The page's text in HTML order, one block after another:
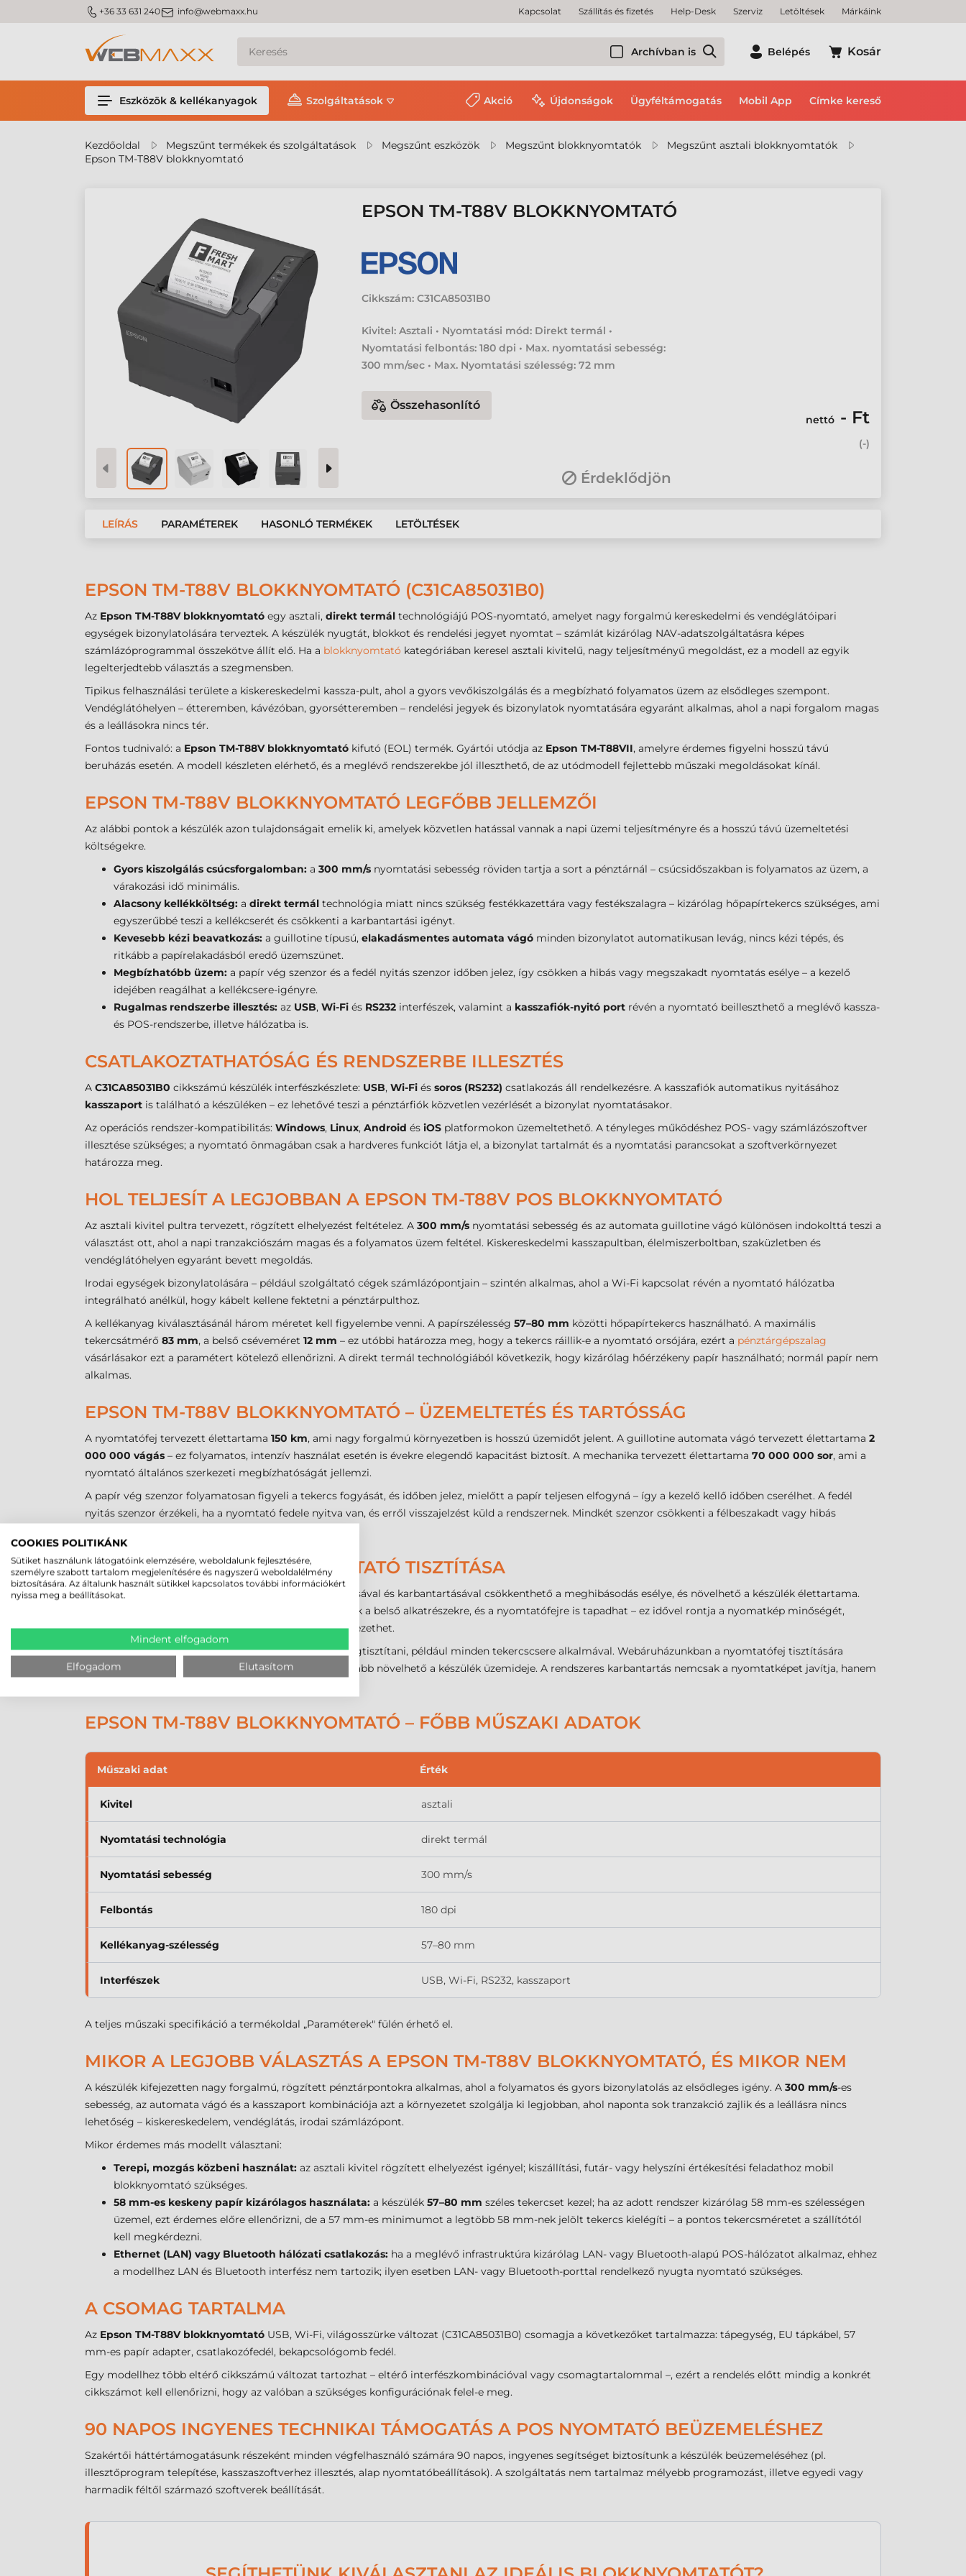
m_phone +36 33 631 240m_email info@webmaxx.hu Kapcsolat Szállítás és fizetés Help-Desk Szerviz Letöltések Márkáink
Archívban is Belépés Kosár
Eszközök & kellékanyagok Szolgáltatások Akció Újdonságok Ügyféltámogatás Mobil App Címke kereső
Kezdőoldal Megszűnt termékek és szolgáltatások Megszűnt eszközök Megszűnt blokknyomtatók
Megszűnt asztali blokknyomtatók
Epson TM-T88V blokknyomtató
EPSON TM-T88V BLOKKNYOMTATÓ
Cikkszám: C31CA85031B0
Kivitel: Asztali • Nyomtatási mód: Direkt termál •
Nyomtatási felbontás: 180 dpi • Max. nyomtatási sebesség:
300 mm/sec • Max. Nyomtatási szélesség: 72 mm
Összehasonlító
nettó - Ft
(-)
Érdeklődjön
LEÍRÁS PARAMÉTEREK HASONLÓ TERMÉKEK LETÖLTÉSEK
EPSON TM-T88V BLOKKNYOMTATÓ (C31CA85031B0)
Az Epson TM-T88V blokknyomtató egy asztali, direkt termál technológiájú POS-nyomtató, amelyet nagy forgalmú kereskedelmi és vendéglátóipari
egységek bizonylatolására terveztek. A készülék nyugtát, blokkot és rendelési jegyet nyomtat – számlát kizárólag NAV-adatszolgáltatásra képes
számlázóprogrammal összekötve állít elő. Ha a blokknyomtató kategóriában keresel asztali kivitelű, nagy teljesítményű megoldást, ez a modell az egyik
legelterjedtebb választás a szegmensben.
Tipikus felhasználási területe a kiskereskedelmi kassza-pult, ahol a gyors vevőkiszolgálás és a megbízható folyamatos üzem az elsődleges szempont.
Vendéglátóhelyen – étteremben, kávézóban, gyorsétteremben – rendelési jegyek és bizonylatok nyomtatására egyaránt alkalmas, ahol a napi forgalom magas
és a leállásokra nincs tér.
Fontos tudnivaló: a Epson TM-T88V blokknyomtató kifutó (EOL) termék. Gyártói utódja az Epson TM-T88VII, amelyre érdemes figyelni hosszú távú
beruházás esetén. A modell készleten elérhető, és a meglévő rendszerekbe jól illeszthető, de az utódmodell fejlettebb műszaki megoldásokat kínál.
EPSON TM-T88V BLOKKNYOMTATÓ LEGFŐBB JELLEMZŐI
Az alábbi pontok a készülék azon tulajdonságait emelik ki, amelyek közvetlen hatással vannak a napi üzemi teljesítményre és a hosszú távú üzemeltetési
költségekre.
Gyors kiszolgálás csúcsforgalomban: a 300 mm/s nyomtatási sebesség röviden tartja a sort a pénztárnál – csúcsidőszakban is folyamatos az üzem, a
várakozási idő minimális.
Alacsony kellékköltség: a direkt termál technológia miatt nincs szükség festékkazettára vagy festékszalagra – kizárólag hőpapírtekercs szükséges, ami
egyszerűbbé teszi a kellékcserét és csökkenti a karbantartási igényt.
Kevesebb kézi beavatkozás: a guillotine típusú, elakadásmentes automata vágó minden bizonylatot automatikusan levág, nincs kézi tépés, és
ritkább a papírelakadásból eredő üzemszünet.
Megbízhatóbb üzem: a papír vég szenzor és a fedél nyitás szenzor időben jelez, így csökken a hibás vagy megszakadt nyomtatás esélye – a kezelő
idejében reagálhat a kellékcsere-igényre.
Rugalmas rendszerbe illesztés: az USB, Wi-Fi és RS232 interfészek, valamint a kasszafiók-nyitó port révén a nyomtató beilleszthető a meglévő kassza-
és POS-rendszerbe, illetve hálózatba is.
CSATLAKOZTATHATÓSÁG ÉS RENDSZERBE ILLESZTÉS
A C31CA85031B0 cikkszámú készülék interfészkészlete: USB, Wi-Fi és soros (RS232) csatlakozás áll rendelkezésre. A kasszafiók automatikus nyitásához
kasszaport is található a készüléken – ez lehetővé teszi a pénztárfiók közvetlen vezérlését a bizonylat nyomtatásakor.
Az operációs rendszer-kompatibilitás: Windows, Linux, Android és iOS platformokon üzemeltethető. A tényleges működéshez POS- vagy számlázószoftver
illesztése szükséges; a nyomtató önmagában csak a hardveres funkciót látja el, a bizonylat tartalmát és a nyomtatási parancsokat a szoftverkörnyezet
határozza meg.
HOL TELJESÍT A LEGJOBBAN A EPSON TM-T88V POS BLOKKNYOMTATÓ
Az asztali kivitel pultra tervezett, rögzített elhelyezést feltételez. A 300 mm/s nyomtatási sebesség és az automata guillotine vágó különösen indokolttá teszi a
választást ott, ahol a napi tranzakciószám magas és a folyamatos üzem feltétel. Kiskereskedelmi kasszapultban, élelmiszerboltban, szaküzletben és
vendéglátóhelyen egyaránt bevett megoldás.
Irodai egységek bizonylatolására – például szolgáltató cégek számlázópontjain – szintén alkalmas, ahol a Wi-Fi kapcsolat révén a nyomtató hálózatba
integrálható anélkül, hogy kábelt kellene fektetni a pénztárpulthoz.
A kellékanyag kiválasztásánál három méretet kell figyelembe venni. A papírszélesség 57–80 mm közötti hőpapírtekercs használható. A maximális
tekercsátmérő 83 mm, a belső cséveméret 12 mm – ez utóbbi határozza meg, hogy a tekercs ráillik-e a nyomtató orsójára, ezért a pénztárgépszalag
vásárlásakor ezt a paramétert kötelező ellenőrizni. A direkt termál technológiából következik, hogy kizárólag hőérzékeny papír használható; normál papír nem
alkalmas.
EPSON TM-T88V BLOKKNYOMTATÓ – ÜZEMELTETÉS ÉS TARTÓSSÁG
A nyomtatófej tervezett élettartama 150 km, ami nagy forgalmú környezetben is hosszú üzemidőt jelent. A guillotine automata vágó tervezett élettartama 2
000 000 vágás – ez folyamatos, intenzív használat esetén is évekre elegendő kapacitást biztosít. A mechanika tervezett élettartama 70 000 000 sor, ami a
nyomtató általános szerkezeti megbízhatóságát jellemzi.
A papír vég szenzor folyamatosan figyeli a tekercs fogyását, és időben jelez, mielőtt a papír teljesen elfogyná – így a kezelő kellő időben cserélhet. A fedél
nyitás szenzor érzékeli, ha a nyomtató fedele nyitva van, és erről visszajelzést küld a rendszernek. Mindkét szenzor csökkenti a félbeszakadt vagy hibás
EPSON TM-T88V BLOKKNYOMTATÓ TISZTÍTÁSA
AC31CA85031B0
rendszeres tisztításával és karbantartásával csökkenthető a meghibásodás esélye, és növelhető a készülék élettartama.
Nyomtatás közben papírpor keletkezik, amely lerakódik a belső alkatrészekre, és a nyomtatófejre is tapadhat – ez idővel rontja a nyomatkép minőségét,
hosszabb távon pedig a nyomtatófej károsodásához vezethet.
Érdemes a nyomtatófejet rendszeresen átnézni és megtisztítani, például minden tekercscsere alkalmával. Webáruházunkban a nyomtatófej tisztítására
alkalmas speciális tisztítószer is elérhető, amellyel tovább növelhető a készülék üzemideje. A rendszeres karbantartás nemcsak a nyomtatképet javítja, hanem
EPSON TM-T88V BLOKKNYOMTATÓ – FŐBB MŰSZAKI ADATOK
Műszaki adat Érték
Kivitel asztali
Nyomtatási technológia direkt termál
Nyomtatási sebesség 300 mm/s
Felbontás 180 dpi
Kellékanyag-szélesség 57–80 mm
Interfészek USB, Wi-Fi, RS232, kasszaport
A teljes műszaki specifikáció a termékoldal „Paraméterek" fülén érhető el.
MIKOR A LEGJOBB VÁLASZTÁS A EPSON TM-T88V BLOKKNYOMTATÓ, ÉS MIKOR NEM
A készülék kifejezetten nagy forgalmú, rögzített pénztárpontokra alkalmas, ahol a folyamatos és gyors bizonylatolás az elsődleges igény. A 300 mm/s-es
sebesség, az automata vágó és a kasszaport kombinációja azt a környezetet szolgálja ki legjobban, ahol naponta sok tranzakció zajlik és a leállásra nincs
lehetőség – kiskereskedelem, vendéglátás, irodai számlázópont.
Mikor érdemes más modellt választani:
Terepi, mozgás közbeni használat: az asztali kivitel rögzített elhelyezést igényel; kiszállítási, futár- vagy helyszíni értékesítési feladathoz mobil
blokknyomtató szükséges.
58 mm-es keskeny papír kizárólagos használata: a készülék 57–80 mm széles tekercset kezel; ha az adott rendszer kizárólag 58 mm-es szélességen
üzemel, ezt érdemes előre ellenőrizni, de a 57 mm-es minimumot a legtöbb 58 mm-nek jelölt tekercs kielégíti – a pontos tekercsméretet a szállítótól
kell megkérdezni.
Ethernet (LAN) vagy Bluetooth hálózati csatlakozás: ha a meglévő infrastruktúra kizárólag LAN- vagy Bluetooth-alapú POS-hálózatot alkalmaz, ehhez
a modellhez LAN és Bluetooth interfész nem tartozik; ilyen esetben LAN- vagy Bluetooth-porttal rendelkező nyugta nyomtató szükséges.
A CSOMAG TARTALMA
Az Epson TM-T88V blokknyomtató USB, Wi-Fi, világosszürke változat (C31CA85031B0) csomagja a következőket tartalmazza: tápegység, EU tápkábel, 57
mm-es papír adapter, csatlakozófedél, bekapcsológomb fedél.
Egy modellhez több eltérő cikkszámú változat tartozhat – eltérő interfészkombinációval vagy csomagtartalommal –, ezért a rendelés előtt mindig a konkrét
cikkszámot kell ellenőrizni, hogy az valóban a szükséges konfigurációnak felel-e meg.
90 NAPOS INGYENES TECHNIKAI TÁMOGATÁS A POS NYOMTATÓ BEÜZEMELÉSHEZ
Szakértői háttértámogatásunk részeként minden végfelhasználó számára 90 napos, ingyenes segítséget biztosítunk a készülék beüzemeléséhez (pl.
illesztőprogram telepítése, kasszaszoftverhez illesztés, alap nyomtatóbeállítások). A szolgáltatás nem tartalmaz mélyebb programozást, illetve egyedi vagy
harmadik féltől származó szoftverek beállítását.
COOKIES POLITIKÁNK
Sütiket használunk látogatóink elemzésére, weboldalunk fejlesztésére,
személyre szabott tartalom megjelenítésére és nagyszerű weboldalélmény
biztosítására. Az általunk használt sütikkel kapcsolatos további információkért
nyissa meg a beállításokat.
Mindent elfogadom
Elfogadom Elutasítom